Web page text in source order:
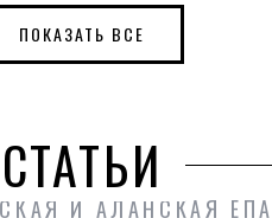
ПОКАЗАТЬ ВСЕ
СТАТЬИ
И АЛАНСКАЯ